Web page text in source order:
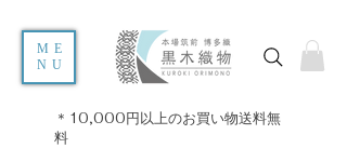
ME
NU
＊10,000円以上のお買い物送料無
料